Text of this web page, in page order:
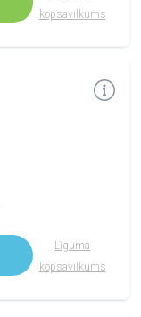
kopsavilkums
Līguma
kopsavilkums